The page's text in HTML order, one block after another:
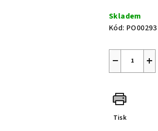
cena:
Skladem
Kód: PO00293
+
−
Tisk